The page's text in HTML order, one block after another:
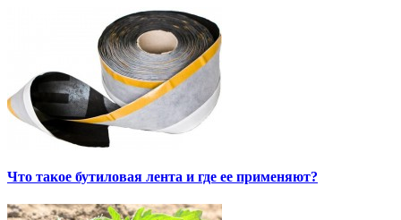
Что такое бутиловая лента и где ее применяют?